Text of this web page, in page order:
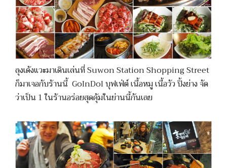
ลุงเด้งแวะมาเดินเล่นที่ Suwon Station Shopping Street
ก็มาเจอกับร้านนี้ GoInDol บุฟเฟ่ต์ เนื้อหมู เนื้อวัว ปิ้งย่าง จัด
ว่าเป็น 1 ในร้านอร่อยสุดคุ้มในย่านนี้กันเลย